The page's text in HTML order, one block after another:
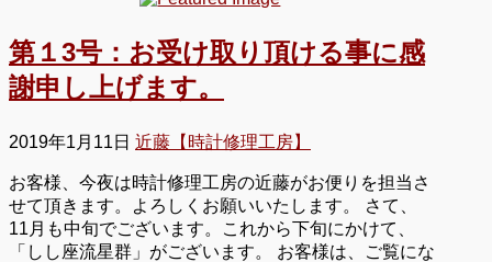
第１3号：お受け取り頂ける事に感
謝申し上げます。
2019年1月11日 近藤【時計修理工房】
お客様、今夜は時計修理工房の近藤がお便りを担当さ
せて頂きます。よろしくお願いいたします。 さて、
11月も中旬でございます。これから下旬にかけて、
「しし座流星群」がございます。 お客様は、ご覧にな